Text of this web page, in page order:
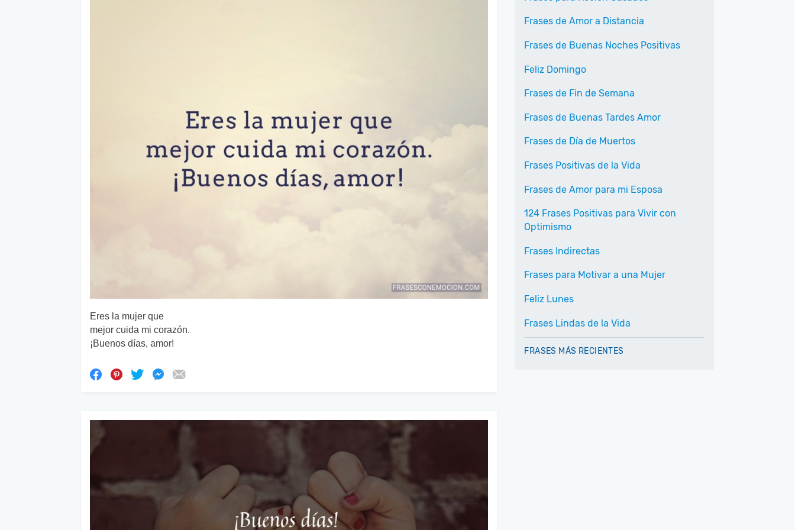
Eres la mujer que
mejor cuida mi corazón.
¡Buenos días, amor!
Frases de Amor a Distancia
Frases de Buenas Noches Positivas
Feliz Domingo
Frases de Fin de Semana
Frases de Buenas Tardes Amor
Frases de Día de Muertos
Frases Positivas de la Vida
Frases de Amor para mi Esposa
124 Frases Positivas para Vivir con
Optimismo
Frases Indirectas
Frases para Motivar a una Mujer
Feliz Lunes
Frases Lindas de la Vida
FRASES MÁS RECIENTES